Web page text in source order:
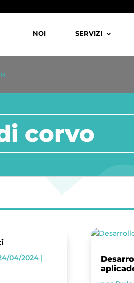
NOI SERVIZI
corvo
04/2024 |